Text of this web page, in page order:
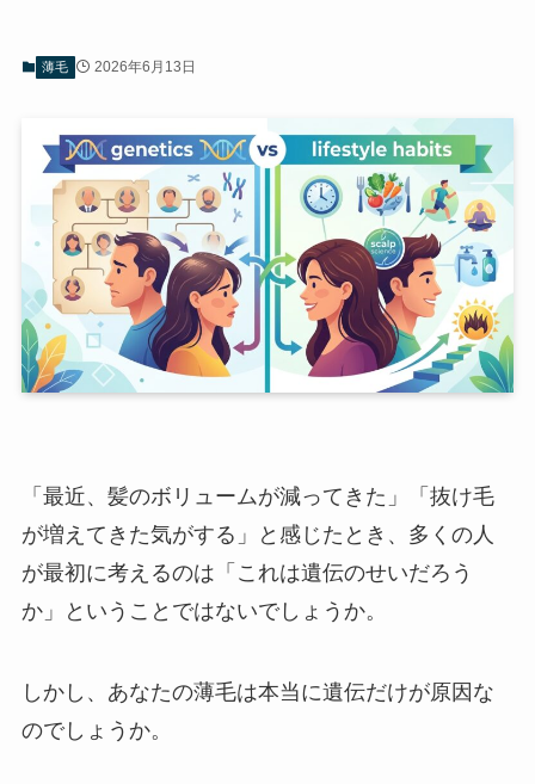
薄毛 2026年6月13日
「最近、髪のボリュームが減ってきた」「抜け毛
が増えてきた気がする」と感じたとき、多くの人
が最初に考えるのは「これは遺伝のせいだろう
か」ということではないでしょうか。
しかし、あなたの薄毛は本当に遺伝だけが原因な
のでしょうか。